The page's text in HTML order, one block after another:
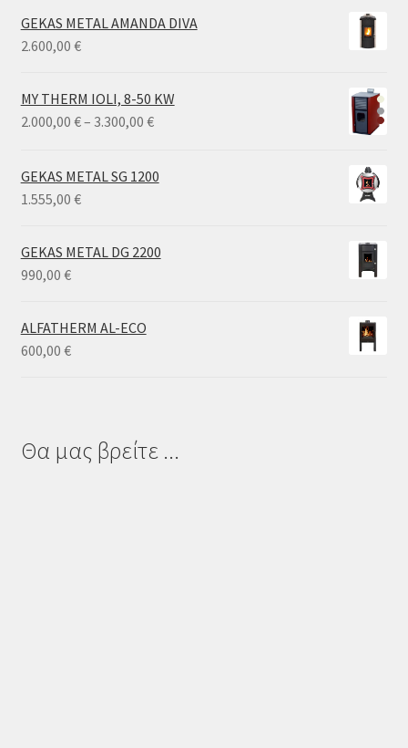
GEKAS METAL AMANDA DIVA
2.600,00 €
MY THERM IOLI, 8-50 KW
2.000,00 €– 3.300,00 €Price
through
GEKAS METAL SG 1200
1.555,00 €
GEKAS METAL DG 2200
990,00 €
ALFATHERM AL-ECO
600,00 €
Θα μας βρείτε ...